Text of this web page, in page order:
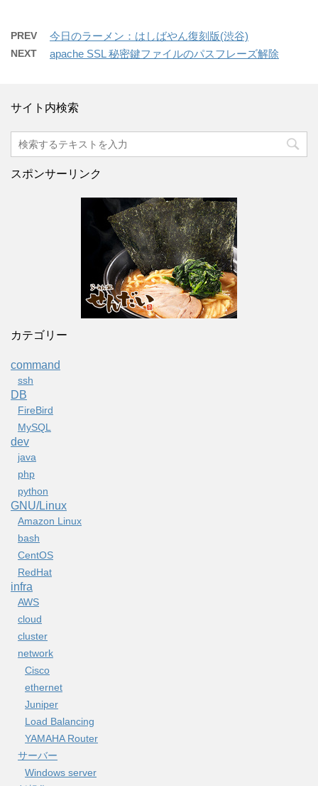
PREV 今日のラーメン：はしばやん復刻版(渋谷)
NEXT apache SSL 秘密鍵ファイルのパスフレーズ解除
サイト内検索
スポンサーリンク
カテゴリー
command
ssh
DB
FireBird
MySQL
dev
java
php
python
GNU/Linux
Amazon Linux
bash
CentOS
RedHat
infra
AWS
cloud
cluster
network
Cisco
ethernet
Juniper
Load Balancing
YAMAHA Router
サーバー
Windows server